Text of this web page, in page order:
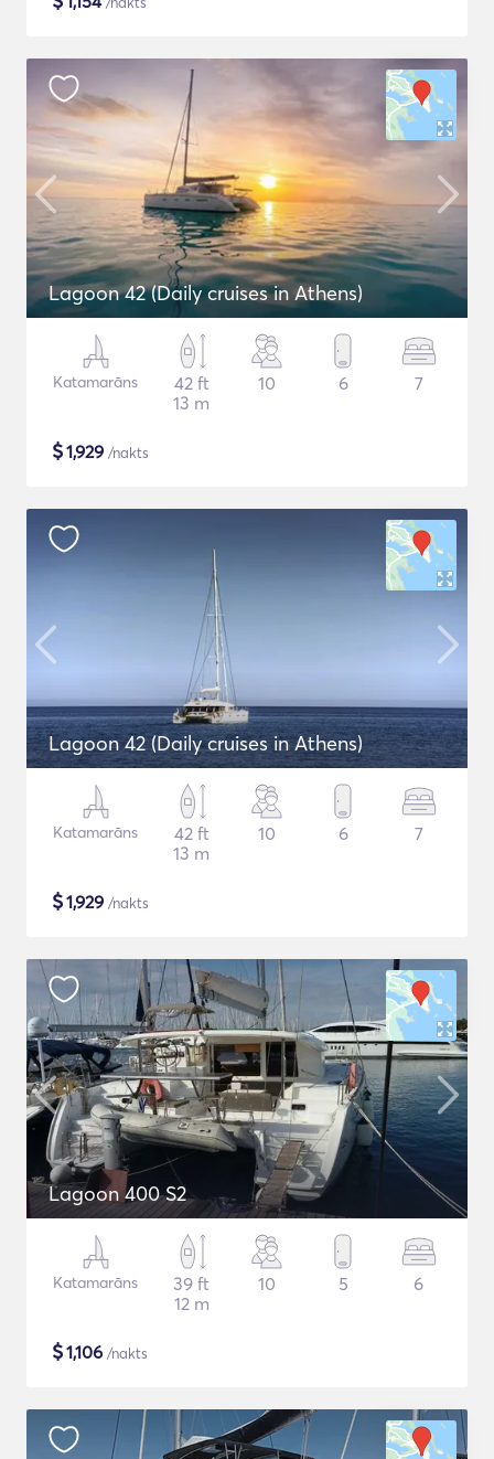
Lagoon 42 (Daily cruises in Athens)
Katamarāns
42 ft
13 m
10 6 7
$1,929 /nakts
Lagoon 42 (Daily cruises in Athens)
Katamarāns
42 ft
13 m
10 6 7
$1,929 /nakts
Lagoon 400 S2
Katamarāns
39 ft
12 m
10 5 6
$1,106 /nakts